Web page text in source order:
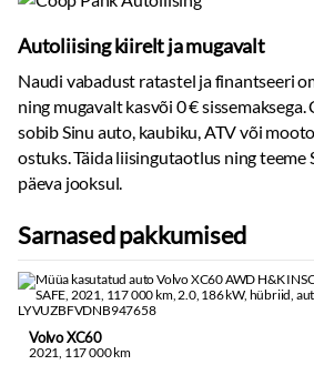
Autoliising kiirelt ja mugavalt
Naudi vabadust ratastel ja finantseeri
ning mugavalt kasvõi 0 € sissemaksega.
sobib Sinu auto, kaubiku, ATV või
ostuks. Täida liisingutaotlus ning teeme
päeva jooksul.
Sarnased pakkumised
Volvo XC60
2021, 117 000 km